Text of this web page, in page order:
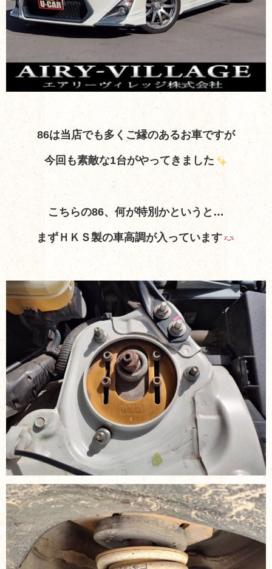
86は当店でも多くご縁のあるお車ですが
今回も素敵な1台がやってきました
こちらの86、何が特別かというと…
まずＨＫＳ製の車高調が入っています